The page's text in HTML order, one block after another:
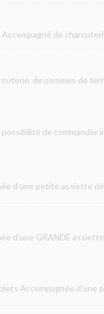
de
de pommes de
de
d'une petite assiette
d'une GRANDE
Accompagnée